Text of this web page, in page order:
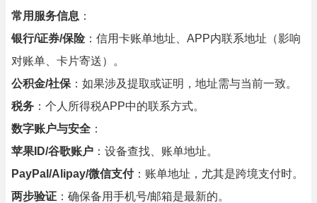
常用服务信息 ：
银行/证券/保险：信用卡账单地址、APP内联系地址（影响
对账单、卡片寄送）。
公积金/社保 ：如果涉及提取或证明，地址需与当前一致。
税务 ：个人所得税APP中的联系方式。
数字账户与安全 ：
苹果ID/谷歌账户 ：设备查找、账单地址。
PayPal/Alipay/微信支付：账单地址，尤其是跨境支付时。
两步验证 ：确保备用手机号/邮箱是最新的。